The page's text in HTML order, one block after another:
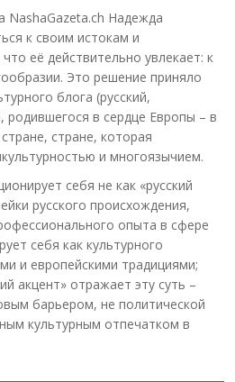
NashaGazeta.ch Надежда
к своим истокам и
её действительно увлекает: к
Это решение приняло
блога (русский,
родившегося в сердце Европы – в
стране, которая
и многоязычием.
себя не как «русский
русского происхождения,
опыта в сфере
себя как культурного
и европейскими традициями;
акцент» отражает эту суть –
барьером, не политической
культурным отпечатком в